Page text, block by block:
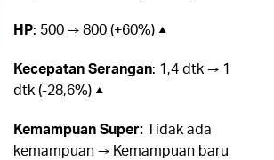
HP: 500 → 800 (+60%) ▲
Kecepatan Serangan: 1,4 dtk → 1
dtk (-28,6%) ▲
Kemampuan Super:Tidak ada
kemampuan → Kemampuan baru